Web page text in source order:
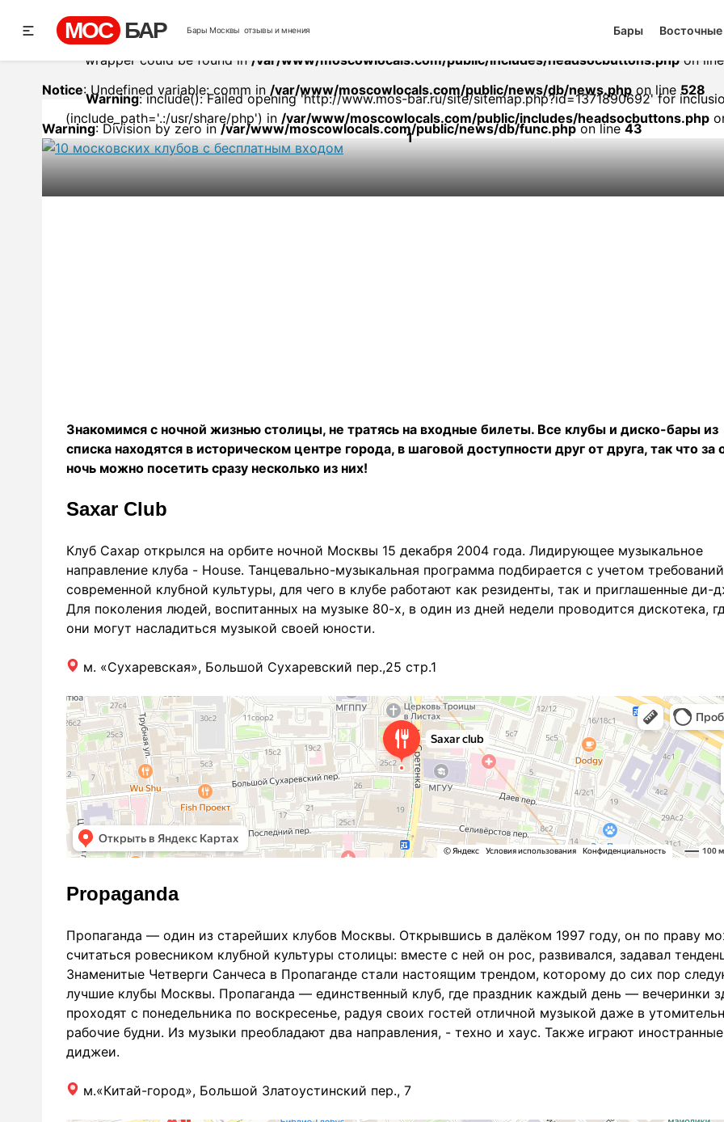
МОС БАР Бары Москвы отзывы и мнения Бары
Notice: Undefined variable: comm in /var/www/moscowlocals.com/public/news/db/news.php on line 528
Warning: include(http://www.mos-bar.ru/site/sitemap.php?id=1371890692): failed to open stream: no
wrapper could be found in/var/www/moscowlocals.com/public/includes/headsocbuttons.phpon
Warning: include(): Failed opening 'http://www.mos-bar.ru/site/sitemap.php?id=1371890692' for
(include_path='.:/usr/share/php') in /var/www/moscowlocals.com/public/includes/headsocbuttons.php
1
Warning: Division by zero in /var/www/moscowlocals.com/public/news/db/func.php on line 43
Знакомимся с ночной жизнью столицы, не тратясь на входные билеты. Все клубы и диско-бары из
списка находятся в историческом центре города, в шаговой доступности друг от друга, так что за
ночь можно посетить сразу несколько из них!
Saxar Club
Клуб Сахар открылся на орбите ночной Москвы 15 декабря 2004 года. Лидирующее музыкальное
направление клуба - House. Танцевально-музыкальная программа подбирается с учетом требований
современной клубной культуры, для чего в клубе работают как резиденты, так и приглашенные ди-
Для поколения людей, воспитанных на музыке 80-х, в один из дней недели проводится дискотека,
они могут насладиться музыкой своей юности.
м. «Сухаревская», Большой Сухаревский пер.,25 стр.1
Propaganda
Пропаганда — один из старейших клубов Москвы. Открывшись в далёком 1997 году, он по праву
считаться ровесником клубной культуры столицы: вместе с ней он рос, развивался, задавал
Знаменитые Четверги Санчеса в Пропаганде стали настоящим трендом, которому до сих пор
лучшие клубы Москвы. Пропаганда — единственный клуб, где праздник каждый день — вечеринки
проходят с понедельника по воскресенье, радуя своих гостей отличной музыкой даже в
рабочие будни. Из музыки преобладают два направления, - техно и хаус. Также играют иностранные
диджеи.
м.«Китай-город», Большой Златоустинский пер., 7